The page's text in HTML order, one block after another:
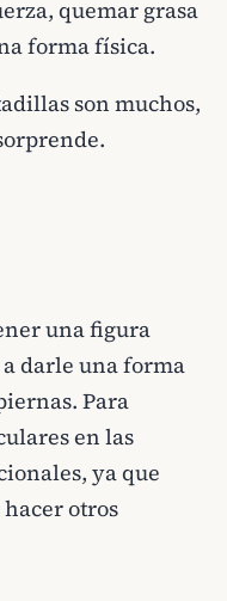
quemar grasa
forma física.
son muchos,
una figura
darle una forma
Para
en las
ya que
otros